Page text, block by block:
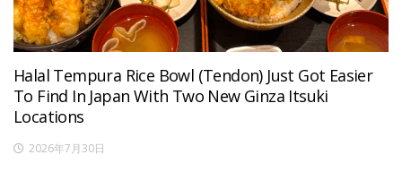
Halal Tempura Rice Bowl (Tendon) Just Got Easier
To Find In Japan With Two New Ginza Itsuki
Locations
2026年7月30日